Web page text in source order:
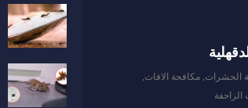
الحشرات, مكافحة الافات,